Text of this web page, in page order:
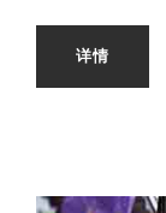
详情